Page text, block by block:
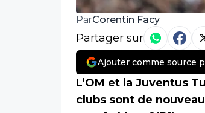
ParCorentin Facy
Partager sur
Ajouter comme source
L’OM et la Juventus
clubs sont de